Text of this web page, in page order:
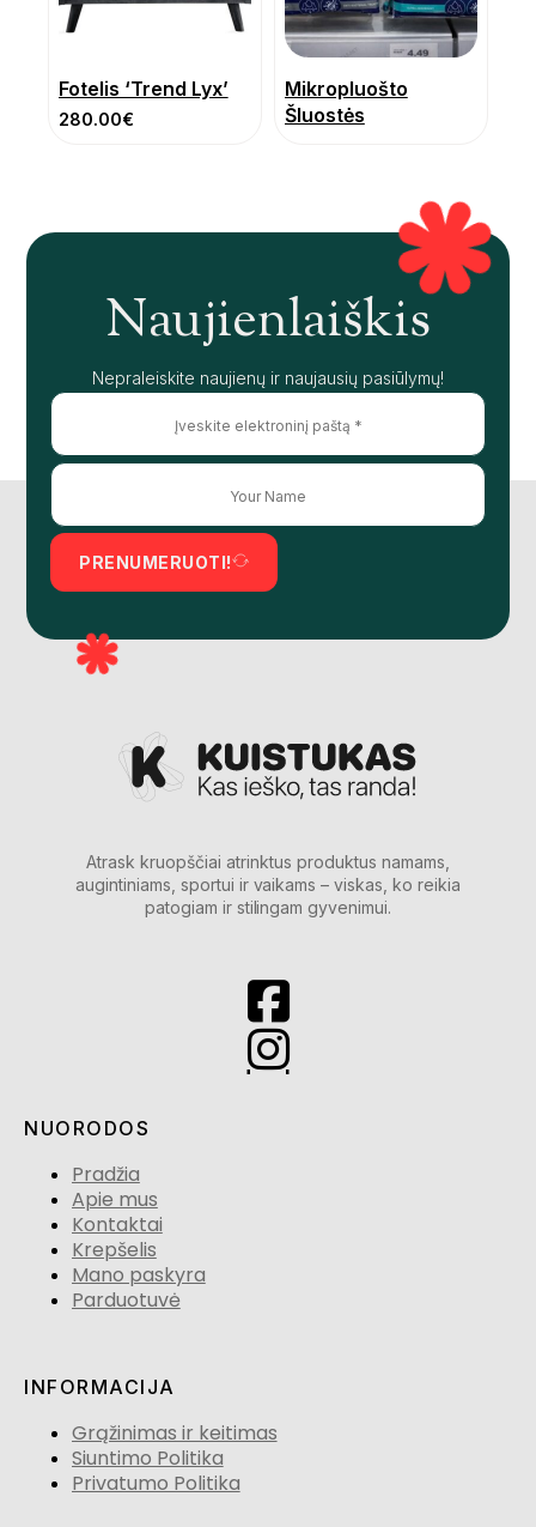
Fotelis ‘Trend Lyx’
280.00€
Mikropluošto
Šluostės
Naujienlaiškis
Nepraleiskite naujienų ir naujausių pasiūlymų!
PRENUMERUOTI!
Atrask kruopščiai atrinktus produktus namams,
augintiniams, sportui ir vaikams – viskas, ko reikia
patogiam ir stilingam gyvenimui.
NUORODOS
Pradžia
Apie mus
Kontaktai
Krepšelis
Mano paskyra
Parduotuvė
INFORMACIJA
Grąžinimas ir keitimas
Siuntimo Politika
Privatumo Politika